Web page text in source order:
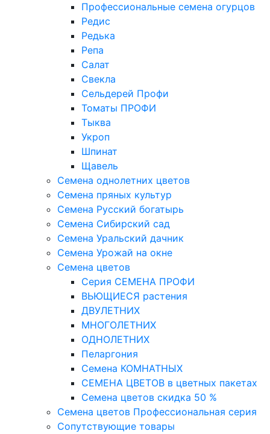
Профессиональные семена огурцов
Редис
Редька
Репа
Салат
Свекла
Сельдерей Профи
Томаты ПРОФИ
Тыква
Укроп
Шпинат
Щавель
Семена однолетних цветов
Семена пряных культур
Семена Русский богатырь
Семена Сибирский сад
Семена Уральский дачник
Семена Урожай на окне
Семена цветов
Cерия CЕМЕНА ПРОФИ
ВЬЮЩИЕСЯ растения
ДВУЛЕТНИХ
МНОГОЛЕТНИХ
ОДНОЛЕТНИХ
Пеларгония
Семена КОМНАТНЫХ
СЕМЕНА ЦВЕТОВ в цветных пакетах
Семена цветов скидка 50 %
Семена цветов Профессиональная серия
Сопутствующие товары